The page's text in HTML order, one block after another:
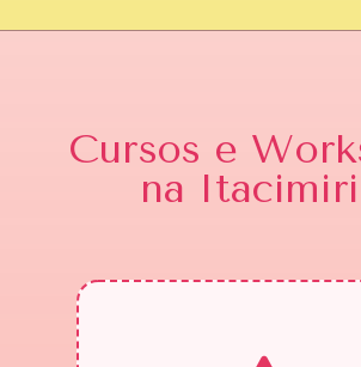
Cursos e
na